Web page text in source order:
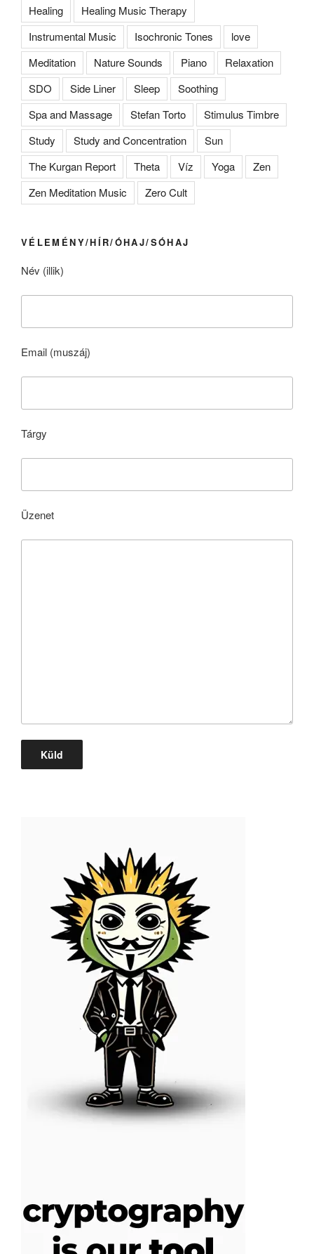
Healing
Healing Music Therapy
Instrumental Music
Isochronic Tones
love
Meditation
Nature Sounds Piano
Relaxation
SDO
Side Liner Sleep
Soothing
Spa and Massage
Stefan Torto
Stimulus Timbre
Study
Study and Concentration
Sun
The Kurgan Report
Theta Víz Yoga
Zen
Zen Meditation Music
Zero Cult
VÉLEMÉNY/HÍR/ÓHAJ/SÓHAJ
Név (illik)
Email (muszáj)
Tárgy
Üzenet